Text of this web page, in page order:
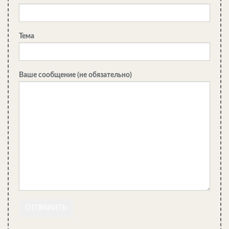
возрастает, и твердые частицы значительно
отсутствием выступов или заусенцев на внутренней
Тема
Ваше сообщение (не обязательно)